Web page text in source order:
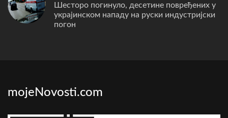
Шесторо погинуло, десетине повређених у
украјинском нападу на руски индустријски
погон
mojeNovosti.com